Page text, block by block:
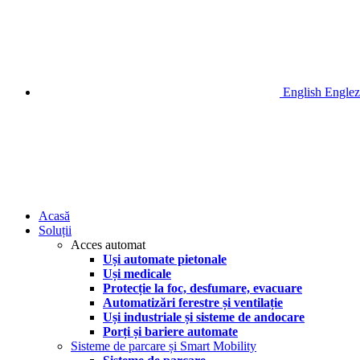
English
Acasă
Soluții
Acces automat
Uși automate pietonale
Uși medicale
Protecție la foc, desfumare, evacuare
Automatizări ferestre și ventilație
Uși industriale și sisteme de andocare
Porți și bariere automate
Sisteme de parcare și Smart Mobility